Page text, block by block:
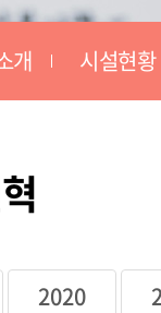
개 시설현황
2020